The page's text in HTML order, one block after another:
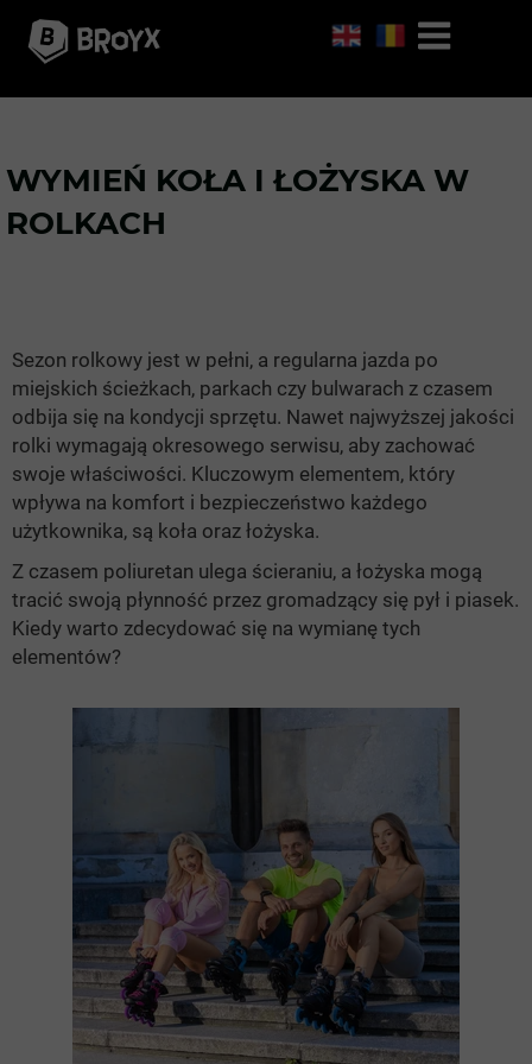
WYMIEŃ KOŁA I ŁOŻYSKA W
ROLKACH
Sezon rolkowy jest w pełni, a regularna jazda po
miejskich ścieżkach, parkach czy bulwarach z czasem
odbija się na kondycji sprzętu. Nawet najwyższej jakości
rolki wymagają okresowego serwisu, aby zachować
swoje właściwości. Kluczowym elementem, który
wpływa na komfort i bezpieczeństwo każdego
użytkownika, są koła oraz łożyska.
Z czasem poliuretan ulega ścieraniu, a łożyska mogą
tracić swoją płynność przez gromadzący się pył i piasek.
Kiedy warto zdecydować się na wymianę tych
elementów?